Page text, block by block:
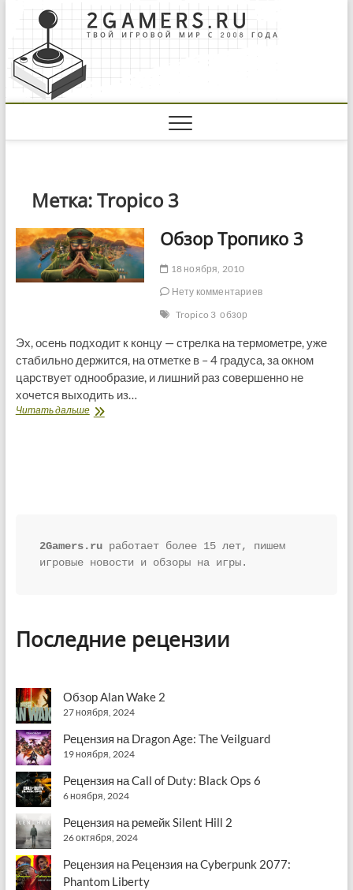
content
Метка:Tropico 3
Обзор Тропико 3
18 ноября, 2010
Нету комментариев
Tropico 3 обзор
Эх, осень подходит к концу — стрелка на термометре, уже
стабильно держится, на отметке в – 4 градуса, за окном
царствует однообразие, и лишний раз совершенно не
хочется выходить из…
Читать дальшеОбзор
2Gamers.ru работает более 15 лет, пишем
игровые новости и обзоры на игры.
Последние рецензии
Обзор Alan Wake 2
27 ноября, 2024
Рецензия на Dragon Age: The Veilguard
19 ноября, 2024
Рецензия на Call of Duty: Black Ops 6
6 ноября, 2024
Рецензия на ремейк Silent Hill 2
26 октября, 2024
Рецензия на Рецензия на Cyberpunk 2077:
Phantom Liberty